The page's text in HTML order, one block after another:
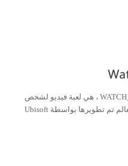
Watch Dogs 2، منمقة على أنها WATCH_DOGS 2 ، هي لعبة فيديو لشخص
ثالث ذات مغامرات وحركة مفتوحة في العالم تم تطويرها بواسطة Ubisoft